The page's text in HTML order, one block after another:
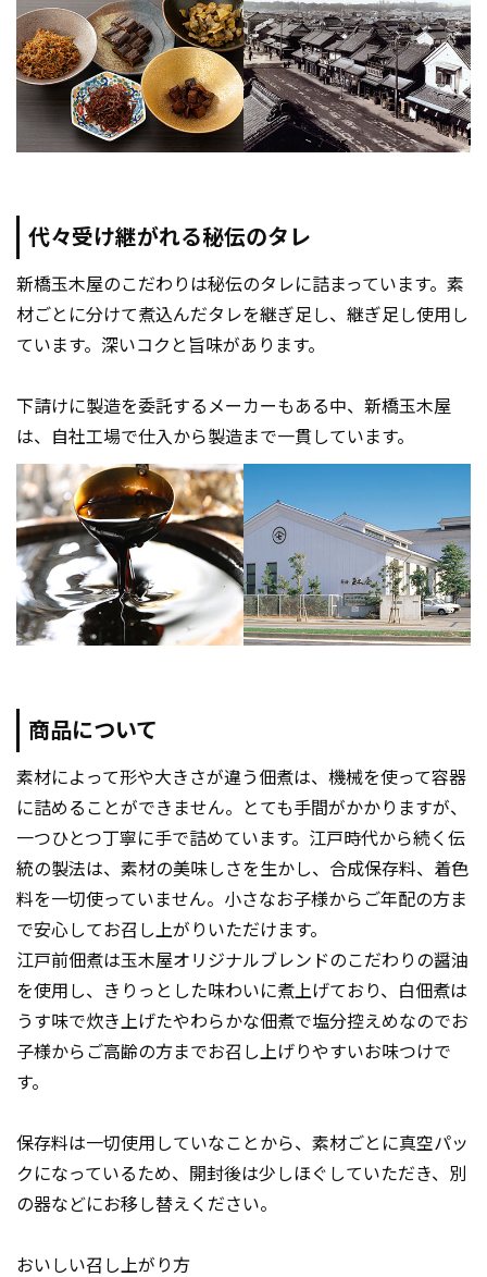
代々受け継がれる秘伝のタレ
新橋玉木屋のこだわりは秘伝のタレに詰まっています。素
材ごとに分けて煮込んだタレを継ぎ足し、継ぎ足し使用し
ています。深いコクと旨味があります。
下請けに製造を委託するメーカーもある中、新橋玉木屋
は、自社工場で仕入から製造まで一貫しています。
商品について
素材によって形や大きさが違う佃煮は、機械を使って容器
に詰めることができません。とても手間がかかりますが、
一つひとつ丁寧に手で詰めています。江戸時代から続く伝
統の製法は、素材の美味しさを生かし、合成保存料、着色
料を一切使っていません。小さなお子様からご年配の方ま
で安心してお召し上がりいただけます。
江戸前佃煮は玉木屋オリジナルブレンドのこだわりの醤油
を使用し、きりっとした味わいに煮上げており、白佃煮は
うす味で炊き上げたやわらかな佃煮で塩分控えめなのでお
子様からご高齢の方までお召し上げりやすいお味つけで
す。
保存料は一切使用していなことから、素材ごとに真空パッ
クになっているため、開封後は少しほぐしていただき、別
の器などにお移し替えください。
おいしい召し上がり方